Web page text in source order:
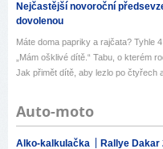
Nejčastější novoroční
dovolenou
Máte doma papriky a rajčata? Tyhle
„Mám ošklivé dítě.“ Tabu, o kterém
Jak přimět dítě, aby lezlo po čtyřech
Auto-moto
Alko-kalkulačka Rallye Dakar